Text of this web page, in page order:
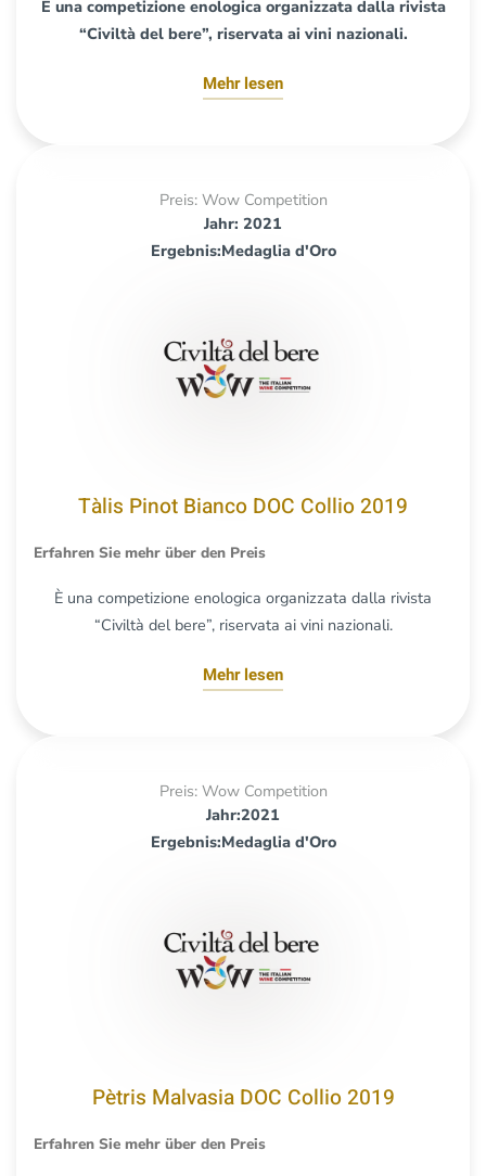
È una competizione enologica organizzata dalla rivista
“Civiltà del bere”, riservata ai vini nazionali.
Mehr lesen
Preis: Wow Competition
Jahr: 2021
Ergebnis:Medaglia d'Oro
Tàlis Pinot Bianco DOC Collio 2019
Erfahren Sie mehr über den Preis
È una competizione enologica organizzata dalla rivista
“Civiltà del bere”, riservata ai vini nazionali.
Mehr lesen
Preis: Wow Competition
Jahr:2021
Ergebnis:Medaglia d'Oro
Pètris Malvasia DOC Collio 2019
Erfahren Sie mehr über den Preis